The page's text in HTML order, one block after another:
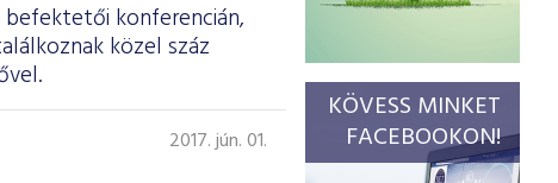
befektetői konferencián,
közel száz
2017. jún. 01.
KÖVESS MINKET
FACEBOOKON!